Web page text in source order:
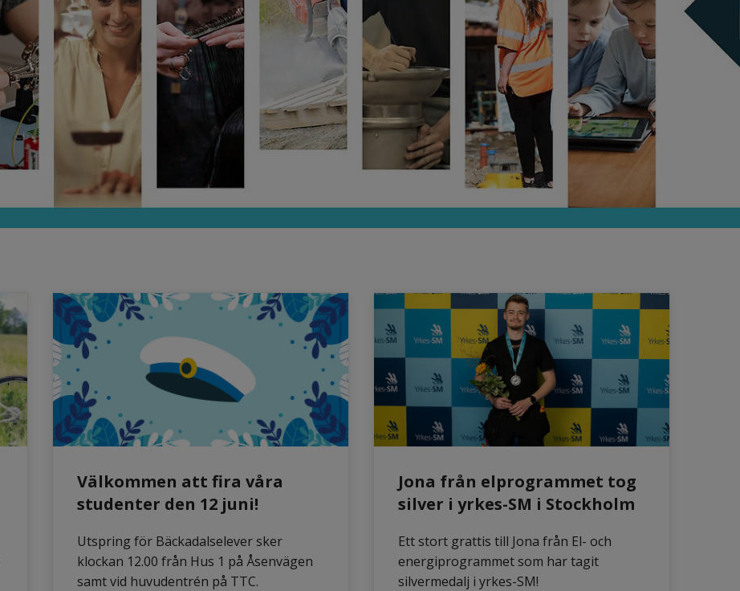
Välkommen att fira våra
studenter den 12 juni!
Utspring för Bäckadalselever sker
klockan 12.00 från Hus 1 på Åsenvägen
samt vid huvudentrén på TTC.
Jona från elprogrammet tog
silver i yrkes-SM i Stockholm
Ett stort grattis till Jona från El- och
energiprogrammet som har tagit
silvermedalj i yrkes-SM!